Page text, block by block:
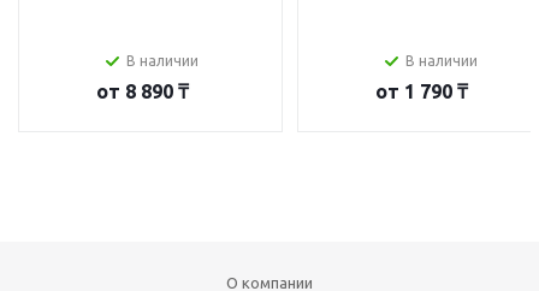
В наличии
от 8 890 ₸
В наличии
от 1 790 ₸
О компании